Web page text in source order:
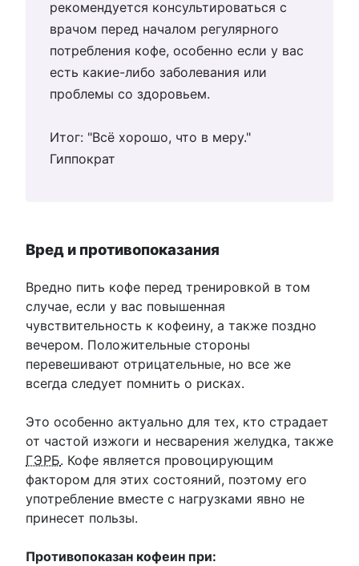
рекомендуется консультироваться с
врачом перед началом регулярного
потребления кофе, особенно если у вас
есть какие-либо заболевания или
проблемы со здоровьем.
Итог: "Всё хорошо, что в меру."
Гиппократ
Вред и противопоказания
Вредно пить кофе перед тренировкой в том
случае, если у вас повышенная
чувствительность к кофеину, а также поздно
вечером. Положительные стороны
перевешивают отрицательные, но все же
всегда следует помнить о рисках.
Это особенно актуально для тех, кто страдает
от частой изжоги и несварения желудка, также
ГЭРБ. Кофе является провоцирующим
фактором для этих состояний, поэтому его
употребление вместе с нагрузками явно не
принесет пользы.
Противопоказан кофеин при: